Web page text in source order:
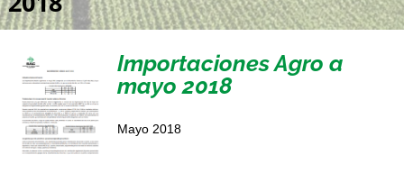
Importaciones Agro a
mayo 2018
Mayo 2018